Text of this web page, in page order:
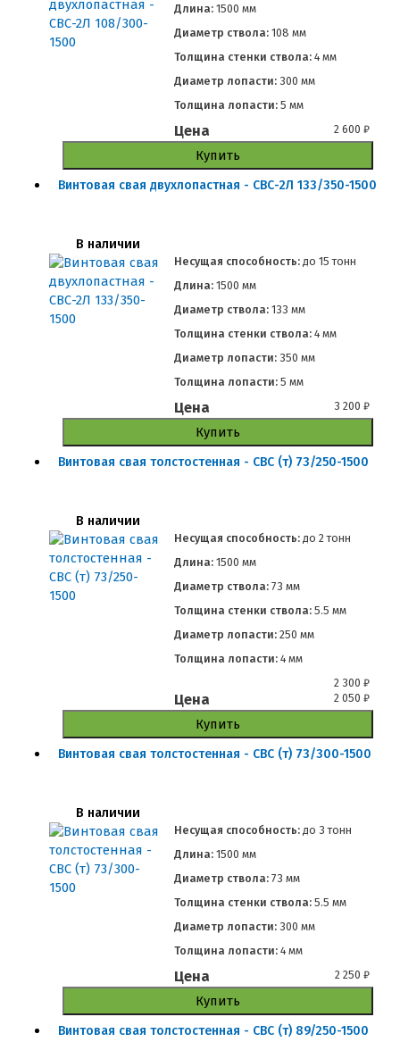
Длина:1500 мм
Диаметр ствола:108 мм
Толщина стенки ствола:4 мм
Диаметр лопасти:300 мм
Толщина лопасти:5 мм
Цена 2 600₽
Купить
Винтовая свая двухлопастная - СВС-2Л 133/350-1500
В наличии
Несущая способность: до 15 тонн
Длина:1500 мм
Диаметр ствола:133 мм
Толщина стенки ствола:4 мм
Диаметр лопасти:350 мм
Толщина лопасти:5 мм
Цена 3 200₽
Купить
Винтовая свая толстостенная - СВС (т) 73/250-1500
В наличии
Несущая способность: до 2 тонн
Длина:1500 мм
Диаметр ствола:73 мм
Толщина стенки ствола:5.5 мм
Диаметр лопасти:250 мм
Толщина лопасти:4 мм
2 300₽
Цена 2 050₽
Купить
Винтовая свая толстостенная - СВС (т) 73/300-1500
В наличии
Несущая способность: до 3 тонн
Длина:1500 мм
Диаметр ствола:73 мм
Толщина стенки ствола:5.5 мм
Диаметр лопасти:300 мм
Толщина лопасти:4 мм
Цена 2 250₽
Купить
Винтовая свая толстостенная - СВС (т) 89/250-1500